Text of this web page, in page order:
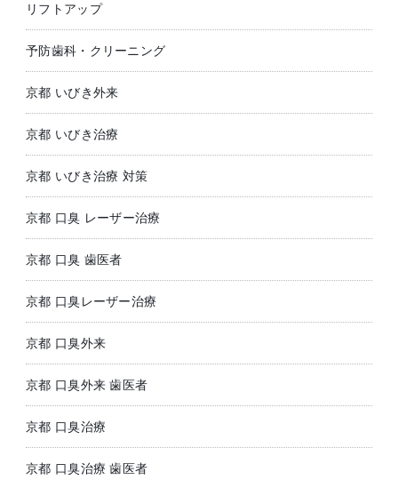
リフトアップ
予防歯科・クリーニング
京都 いびき外来
京都 いびき治療
京都 いびき治療 対策
京都 口臭 レーザー治療
京都 口臭 歯医者
京都 口臭レーザー治療
京都 口臭外来
京都 口臭外来 歯医者
京都 口臭治療
京都 口臭治療 歯医者